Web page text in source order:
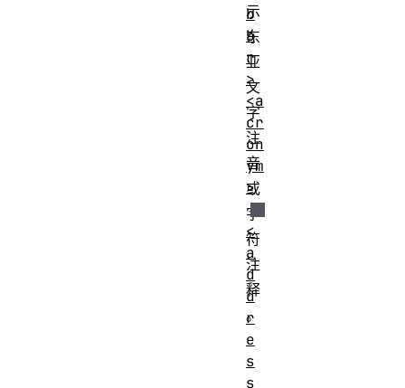
示
东
亚
文
字
注
音
或
字
符
注
释
。
内容
b
b
r
>
<a
cr
on
ym
>
<
a
d
d
r
e
s
s